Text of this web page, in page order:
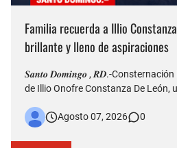
Familia recuerda a Illio
brillante y lleno de aspiraciones
𝑺𝒂𝒏𝒕𝒐 𝑫𝒐𝒎𝒊𝒏𝒈𝒐 , 𝑹𝑫.-
de Illio Onofre Constanza De León,
quedó captado en videos que
Agosto 07, 2026 0